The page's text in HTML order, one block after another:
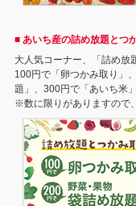
■ あいち産の詰め放題とつ
大人気コーナー、「詰め放
100円で「卵つかみ取り」
題」、300円で「あいち米
※数に限りがありますので